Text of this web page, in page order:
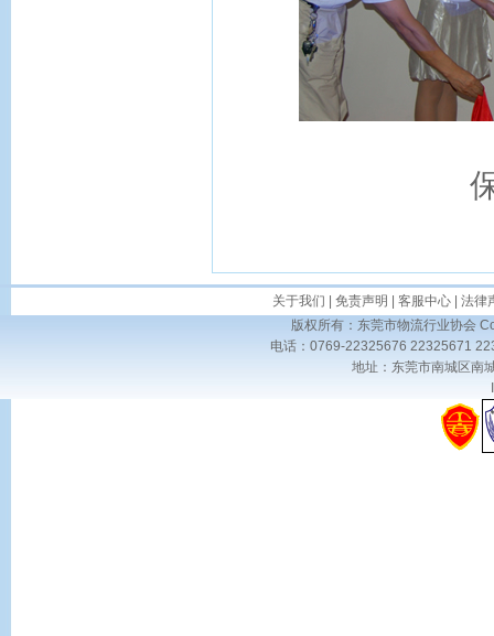
关于我们 免责声明 客服中心| 法律
版权所有：东莞市物流行业协会
电话：0769-22325676 22325671
地址：东莞市南城区南